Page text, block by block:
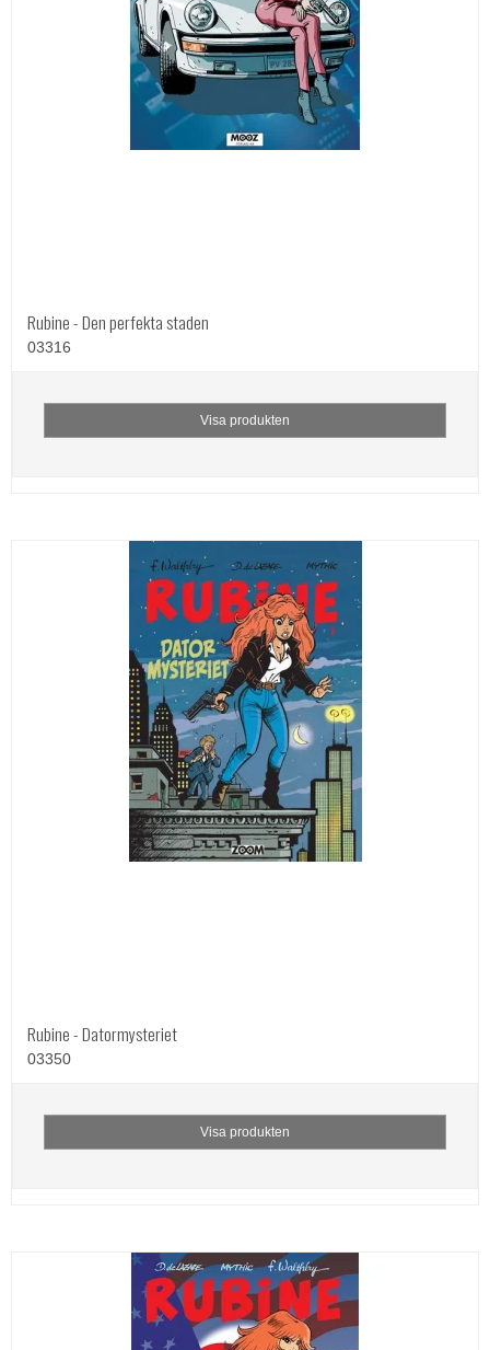
Rubine - Den perfekta staden
03316
Visa produkten
Rubine - Datormysteriet
03350
Visa produkten